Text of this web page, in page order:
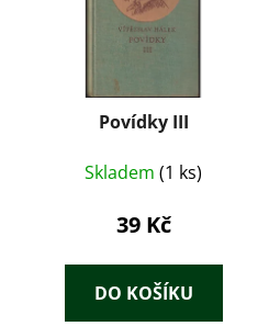
Povídky III
Skladem (1 ks)
39 Kč
DO KOŠÍKU